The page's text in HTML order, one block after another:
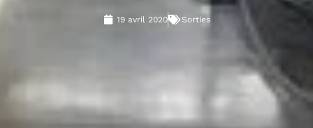
19 avril 2020 Sorties